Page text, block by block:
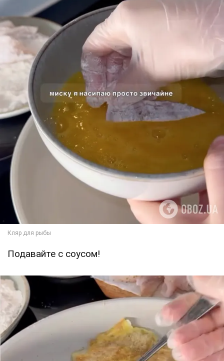
Подавайте с соусом!